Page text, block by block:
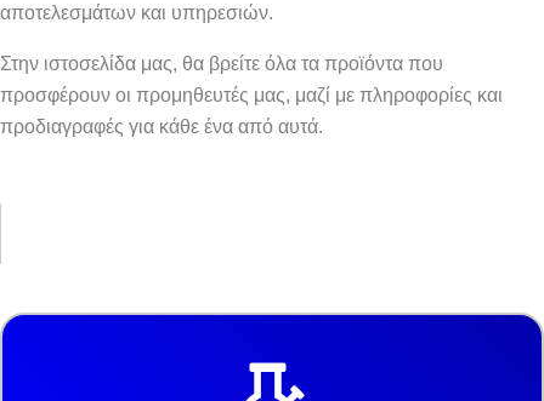
αποτελεσμάτων και υπηρεσιών.
Στην ιστοσελίδα μας, θα βρείτε όλα τα προϊόντα που
προσφέρουν οι προμηθευτές μας, μαζί με πληροφορίες και
προδιαγραφές για κάθε ένα από αυτά.